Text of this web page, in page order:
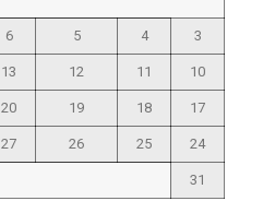
3
4
5
6
10
11
12
13
17
18
19
20
24
25
26
27
31